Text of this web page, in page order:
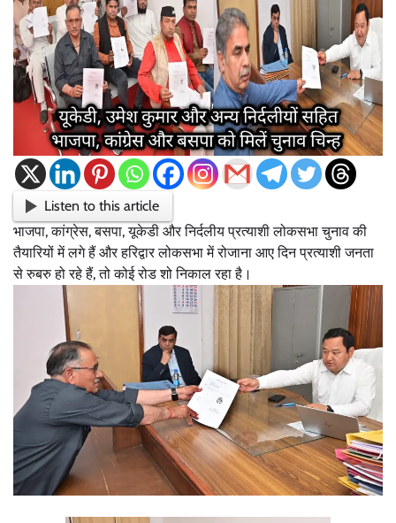
Listen to this article
भाजपा, कांग्रेस, बसपा, यूकेडी और निर्दलीय प्रत्याशी लोकसभा चुनाव की
तैयारियों में लगे हैं और हरिद्वार लोकसभा में रोजाना आए दिन प्रत्याशी जनता
से रुबरु हो रहे हैं, तो कोई रोड शो निकाल रहा है।